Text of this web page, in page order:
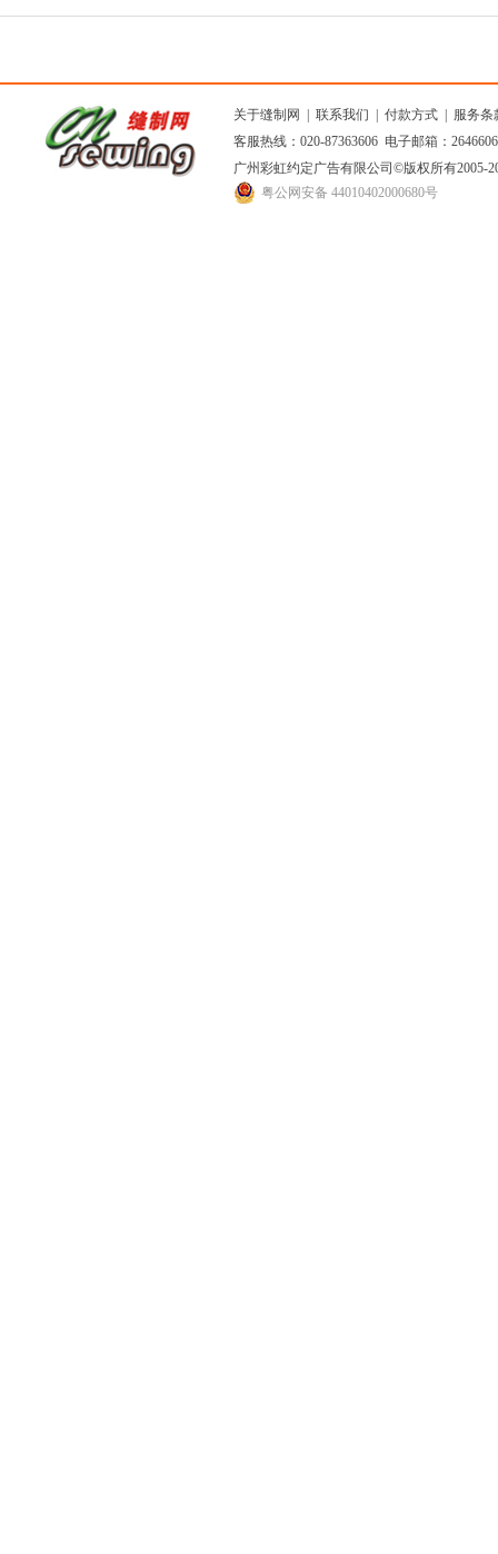
关于缝制网 联系我们 付款方式
服务条
客服热线：020-87363606 电子邮箱：
广州彩虹约定广告有限公司 ©版权所有2005-
粤公网安备 44010402000680号